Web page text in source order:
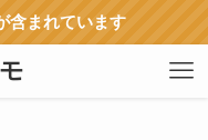
含まれています